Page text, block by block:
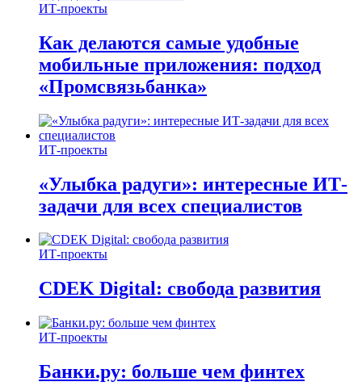
ИТ-проекты
Как делаются самые удобные
мобильные приложения: подход
«Промсвязьбанка»
ИТ-проекты
«Улыбка радуги»: интересные ИТ-
задачи для всех специалистов
ИТ-проекты
CDEK Digital: свобода развития
ИТ-проекты
Банки.ру: больше чем финтех